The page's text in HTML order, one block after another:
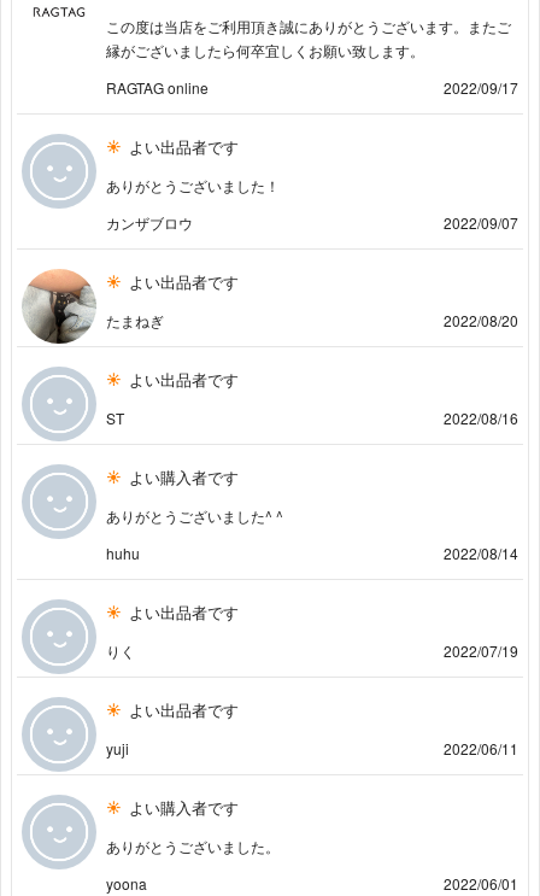
この度は当店をご利用頂き誠にありがとうございます。またご
縁がございましたら何卒宜しくお願い致します。
RAGTAG online
2022/09/17
よい出品者です
ありがとうございました！
カンザブロウ
2022/09/07
よい出品者です
たまねぎ 2022/08/20
よい出品者です
ST 2022/08/16
よい購入者です
ありがとうございました^ ^
huhu
2022/08/14
よい出品者です
りく 2022/07/19
よい出品者です
yuji 2022/06/11
よい購入者です
ありがとうございました。
yoona
2022/06/01